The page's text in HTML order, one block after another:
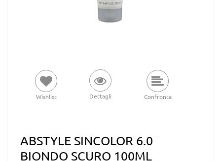
Wishlist Dettagli Confronta
ABSTYLE SINCOLOR 6.0
BIONDO SCURO 100ML